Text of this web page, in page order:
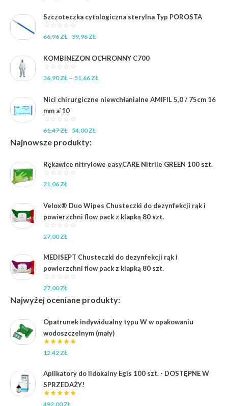
Szczoteczka cytologiczna sterylna Typ POROSTA
66,96ZŁ Pierwotna
wynosiła:
66,96 zł.
39,96 ZŁ
wynosi:
KOMBINEZON OCHRONNY C700
36,90ZŁ – 51,66 ZŁ
od
Nici chirurgiczne niewchłanialne AMIFIL 5,0 / 75cm 16
mm a`10
61,47ZŁ Pierwotna
cena
wynosiła:
61,47 zł.
54,00ZŁ
Najnowsze produkty:
Rękawice nitrylowe easyCARE Nitrile GREEN 100 szt.
21,06 ZŁ
Velox® Duo Wipes Chusteczki do dezynfekcji rąk i
powierzchni flow pack z klapką 80 szt.
27,00ZŁ
MEDISEPT Chusteczki do dezynfekcji rąk i
powierzchni flow pack z klapką 80 szt.
27,00ZŁ
Najwyżej oceniane produkty:
Opatrunek indywidualny typu W w opakowaniu
wodoszczelnym (mały)
12,42 ZŁ
Aplikatory do lidokainy Egis 100 szt. - DOSTĘPNE W
SPRZEDAŻY!
492,00ZŁ